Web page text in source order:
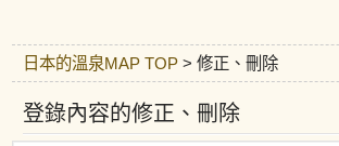
日本的溫泉MAP TOP > 修正、刪除
登錄內容的修正、刪除